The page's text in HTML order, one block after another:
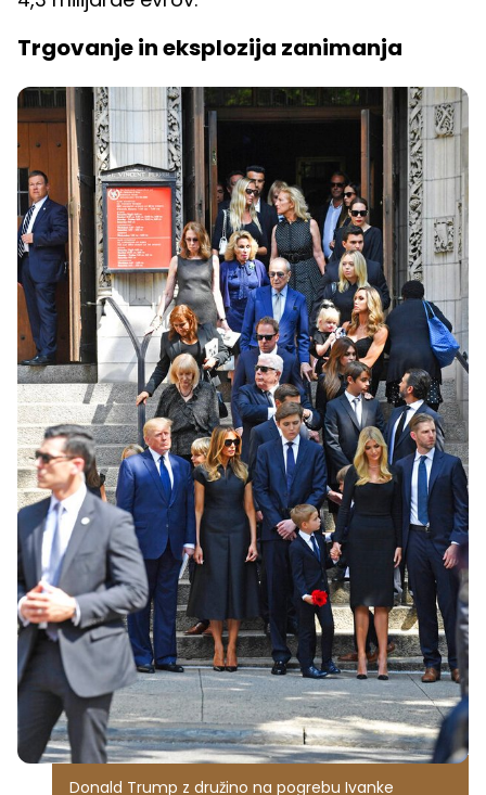
Trgovanje in eksplozija zanimanja
Donald Trump z družino na pogrebu Ivanke